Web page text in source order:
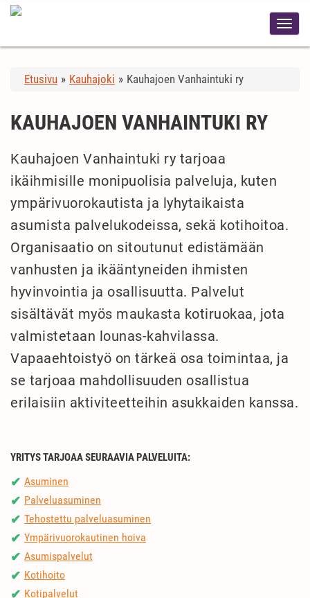
Etusivu » Kauhajoki » Kauhajoen Vanhaintuki ry
KAUHAJOEN VANHAINTUKI RY
Kauhajoen Vanhaintuki ry tarjoaa
ikäihmisille monipuolisia palveluja, kuten
ympärivuorokautista ja lyhytaikaista
asumista palvelukodeissa, sekä kotihoitoa.
Organisaatio on sitoutunut edistämään
vanhusten ja ikääntyneiden ihmisten
hyvinvointia ja osallisuutta. Palvelut
sisältävät myös maukasta kotiruokaa, jota
valmistetaan lounas-kahvilassa.
Vapaaehtoistyö on tärkeä osa toimintaa, ja
se tarjoaa mahdollisuuden osallistua
erilaisiin aktiviteetteihin asukkaiden kanssa.
YRITYS TARJOAA SEURAAVIA PALVELUITA:
✔ Asuminen
✔ Palveluasuminen
✔ Tehostettu palveluasuminen
✔ Ympärivuorokautinen hoiva
✔ Asumispalvelut
✔ Kotihoito
✔ Kotipalvelut